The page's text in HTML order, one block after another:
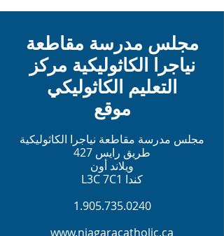
مجلس مدرسة مقاطعة
نياجرا الكاثوليكية مركز
التعليم الكاثوليكي
موقع
مجلس مدرسة مقاطعة نياجرا الكاثوليكية
427 طريق رايس
ويلاند أون
L3C 7C1 كندا
1.905.735.0240
www.niagaracatholic.ca